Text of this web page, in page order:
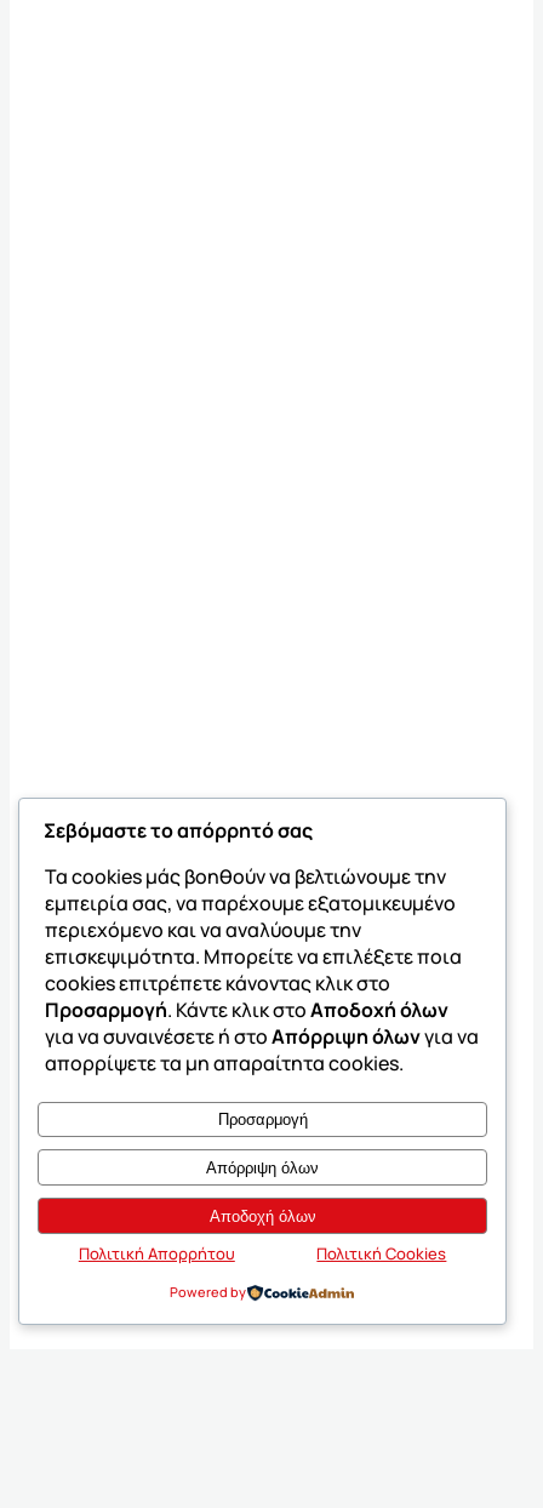
Σεβόμαστε το απόρρητό σας
Τα cookies μάς βοηθούν να βελτιώνουμε την
εμπειρία σας, να παρέχουμε εξατομικευμένο
περιεχόμενο και να αναλύουμε την
επισκεψιμότητα. Μπορείτε να επιλέξετε ποια
cookies επιτρέπετε κάνοντας κλικ στο
Προσαρμογή. Κάντε κλικ στοΑποδοχή όλων
για να συναινέσετε ή στοΑπόρριψη όλωνγια να
απορρίψετε τα μη απαραίτητα cookies.
Προσαρμογή
Απόρριψη όλων
Αποδοχή όλων
Πολιτική Απορρήτου Πολιτική Cookies
Powered by